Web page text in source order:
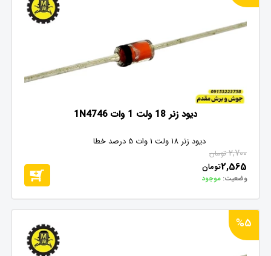
دیود زنر 18 ولت 1 وات 1N4746
دیود زنر 18 ولت 1 وات 5 درصد خطا
2,700 تومان
2,565تومان
وضعیت: موجود
%5